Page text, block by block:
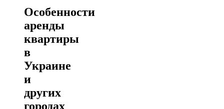
Особенности
аренды
квартиры
в
Украине
и
других
городах